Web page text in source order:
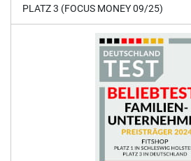
PLATZ 3 (FOCUS MONEY 09/25)